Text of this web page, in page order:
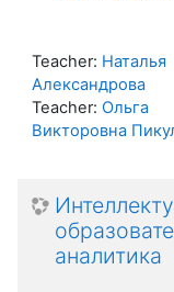
Teacher: Наталья
Александрова
Teacher: Ольга
Викторовна
аналитика